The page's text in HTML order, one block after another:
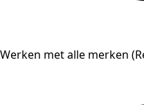
Werken met alle merken